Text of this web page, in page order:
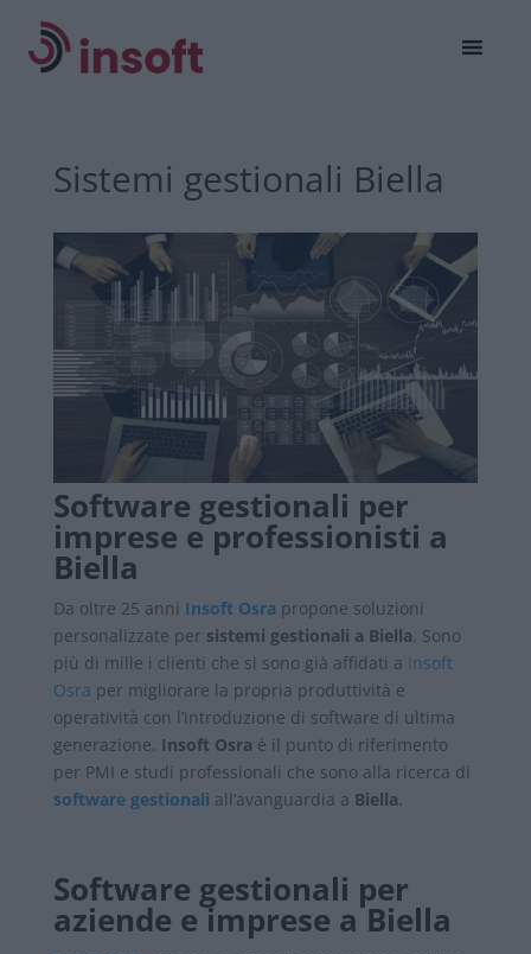
Sistemi gestionali Biella
Software gestionali per
imprese e professionisti a
Biella
Da oltre 25 anni Insoft Osra propone soluzioni
personalizzate per sistemi gestionali a Biella Sono
più di mille i clienti che si sono già affidati a Insoft
Osra per migliorare la propria produttività e
operatività con l’introduzione di software di ultima
generazione. Insoft Osra è il punto di riferimento
per PMI e studi professionali che sono alla ricerca di
software gestionali all’avanguardia a Biella
Software gestionali per
aziende e imprese a Biella